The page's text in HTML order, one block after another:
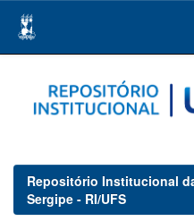
navigation
Repositório Institucional
Sergipe - RI/UFS